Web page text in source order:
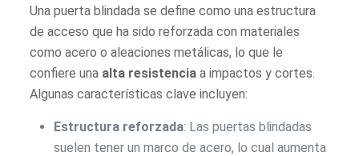
Una puerta blindada se define como una estructura
de acceso que ha sido reforzada con materiales
como acero o aleaciones metálicas, lo que le
confiere una alta resistencia a impactos y cortes.
Algunas características clave incluyen:
Estructura reforzada: Las puertas blindadas
suelen tener un marco de acero, lo cual aumenta